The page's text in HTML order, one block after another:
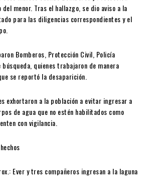
menor. Tras el hallazgo, se dio aviso a la
para las diligencias correspondientes y el
Bomberos, Protección Civil, Policía
quienes trabajaron de manera
se reportó la desaparición.
exhortaron a la población a evitar ingresar a
de agua que no estén habilitados como
con vigilancia.
Ever y tres compañeros ingresan a la laguna